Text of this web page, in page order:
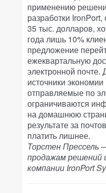
применению
разработки
35 тыс. долларов,
года лишь 10%
предложение
ежеквартальную
электронной
источники
отправляемые по
ограничиваются
на домашнюю
результате за
платить лишнее.
Торстен Прессель
продажам решений
компании IronPort